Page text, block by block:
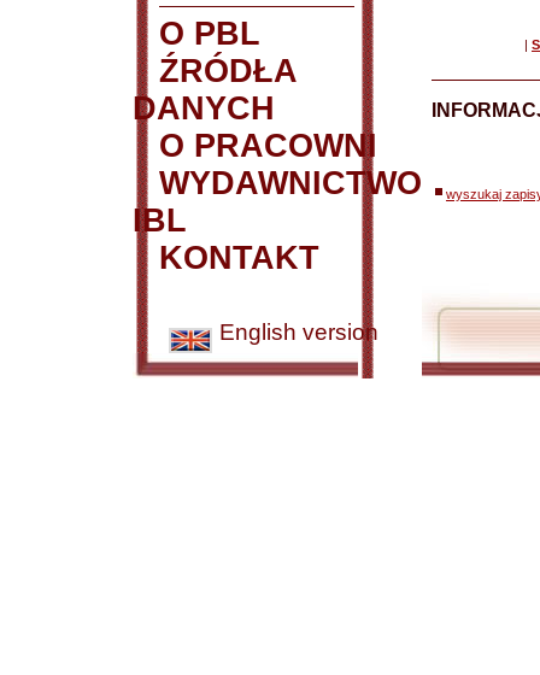
O PBL
ŹRÓDŁA
DANYCH
O PRACOWNI
WYDAWNICTWO
IBL
KONTAKT
English version
|
wyszukaj